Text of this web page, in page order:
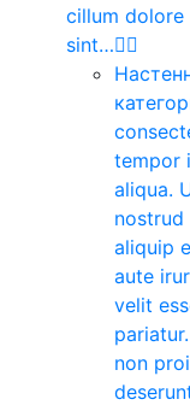
cillum dolore
sint…
tempor
aliqua.
aliquip
aute
velit
non